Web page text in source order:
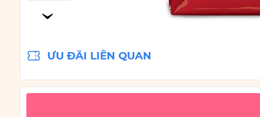
ƯU ĐÃI LIÊN QUAN